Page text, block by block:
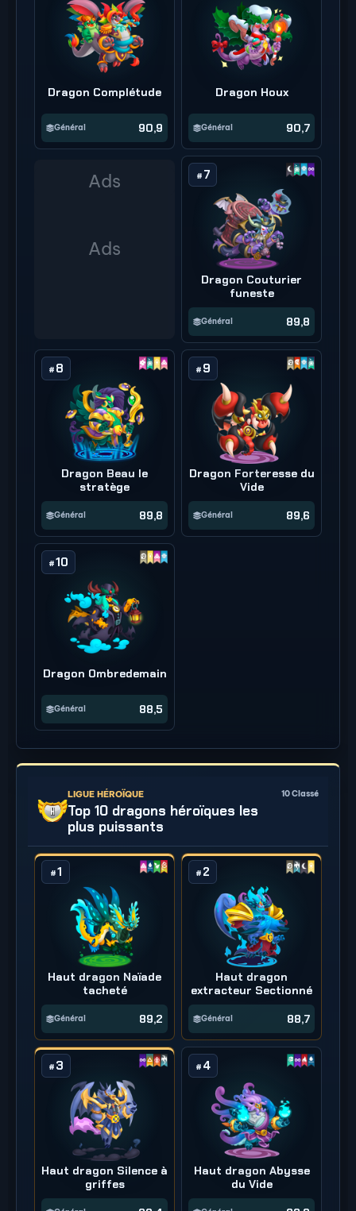
Dragon Complétude
Général 90,9
Dragon Houx
Général 90,7
# 7
Dragon Couturier
funeste
Général 89,8
# 8
Dragon Beau le
stratège
Général 89,8
# 9
Dragon Forteresse du
Vide
Général 89,6
#10
Dragon Ombredemain
Général 88,5
LIGUE HÉROÏQUE
Top 10 dragons héroïques les
plus puissants
10Classé
#1
Haut dragon Naïade
tacheté
Général 89,2
# 2
Haut dragon
extracteur Sectionné
Général 88,7
# 3
Haut dragon Silence à
griffes
# 4
Haut dragon Abysse
du Vide